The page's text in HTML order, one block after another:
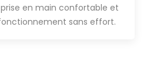
en main confortable et
sans effort.